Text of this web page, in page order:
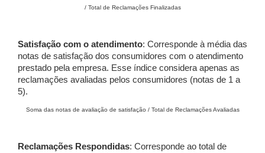
/ Total de Reclamações Finalizadas
Satisfação com o atendimento: Corresponde à média das
notas de satisfação dos consumidores com o atendimento
prestado pela empresa. Esse índice considera apenas as
reclamações avaliadas pelos consumidores (notas de 1 a
5).
Soma das notas de avaliação de satisfação / Total de Reclamações Avaliadas
Reclamações Respondidas: Corresponde ao total de